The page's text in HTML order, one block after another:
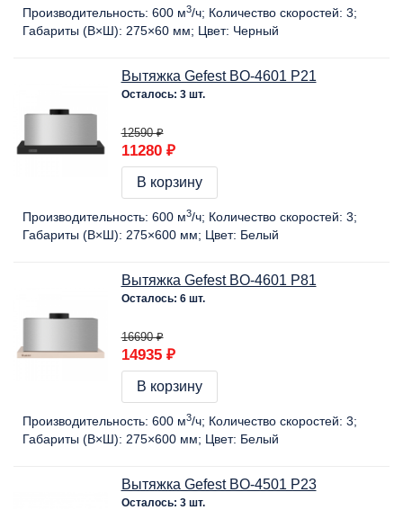
Производительность: 600 м3/ч Количество скоростей: 3
Габариты (В×Ш): 275×60 мм Цвет: Черный
Вытяжка Gefest BO-4601 Р21
Осталось: 3 шт.
12590 ₽
11280 ₽
В корзину
Производительность: 600 м3/ч Количество скоростей: 3
Габариты (В×Ш): 275×600 мм Цвет: Белый
Вытяжка Gefest BO-4601 Р81
Осталось: 6 шт.
16690 ₽
14935 ₽
В корзину
Производительность: 600 м3/ч Количество скоростей: 3
Габариты (В×Ш): 275×600 мм Цвет: Белый
Вытяжка Gefest BO-4501 Р23
Осталось: 3 шт.